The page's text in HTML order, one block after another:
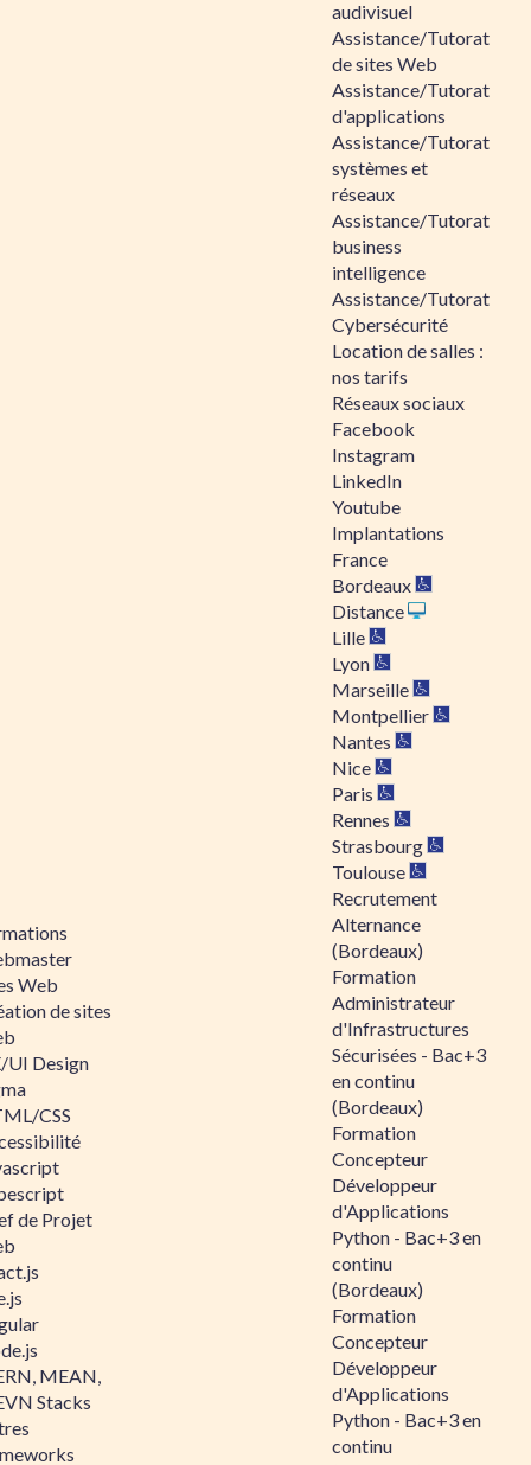
Web
de sites
UI Design
CSS
de Projet
MEAN,
Stacks
audivisuel
Assistance/Tutorat
de sites Web
Assistance/Tutorat
d'applications
Assistance/Tutorat
systèmes et
réseaux
Assistance/Tutorat
business
intelligence
Assistance/Tutorat
Cybersécurité
Location de salles :
nos tarifs
Réseaux sociaux
Facebook
Instagram
LinkedIn
Youtube
Implantations
France
Bordeaux
Distance
Lille
Lyon
Marseille
Montpellier
Nantes
Nice
Paris
Rennes
Strasbourg
Toulouse
Recrutement
Alternance
(Bordeaux)
Formation
Administrateur
d'Infrastructures
Sécurisées - Bac+3
en continu
(Bordeaux)
Formation
Concepteur
Développeur
d'Applications
Python - Bac+3 en
continu
(Bordeaux)
Formation
Concepteur
Développeur
d'Applications
Python - Bac+3 en
continu